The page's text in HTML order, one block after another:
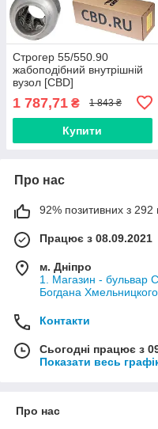
Строгер 55/550.90
жабоподібний внутрішній
вузол [CBD]
1 787,71 ₴ 1 843 ₴
Купити
Про нас
92% позитивних з 292
Працює з 08.09.2021
м. Дніпро
1. Магазин - бульвар
Богдана
Контакти
Сьогодні працює з
Показати весь
Про нас